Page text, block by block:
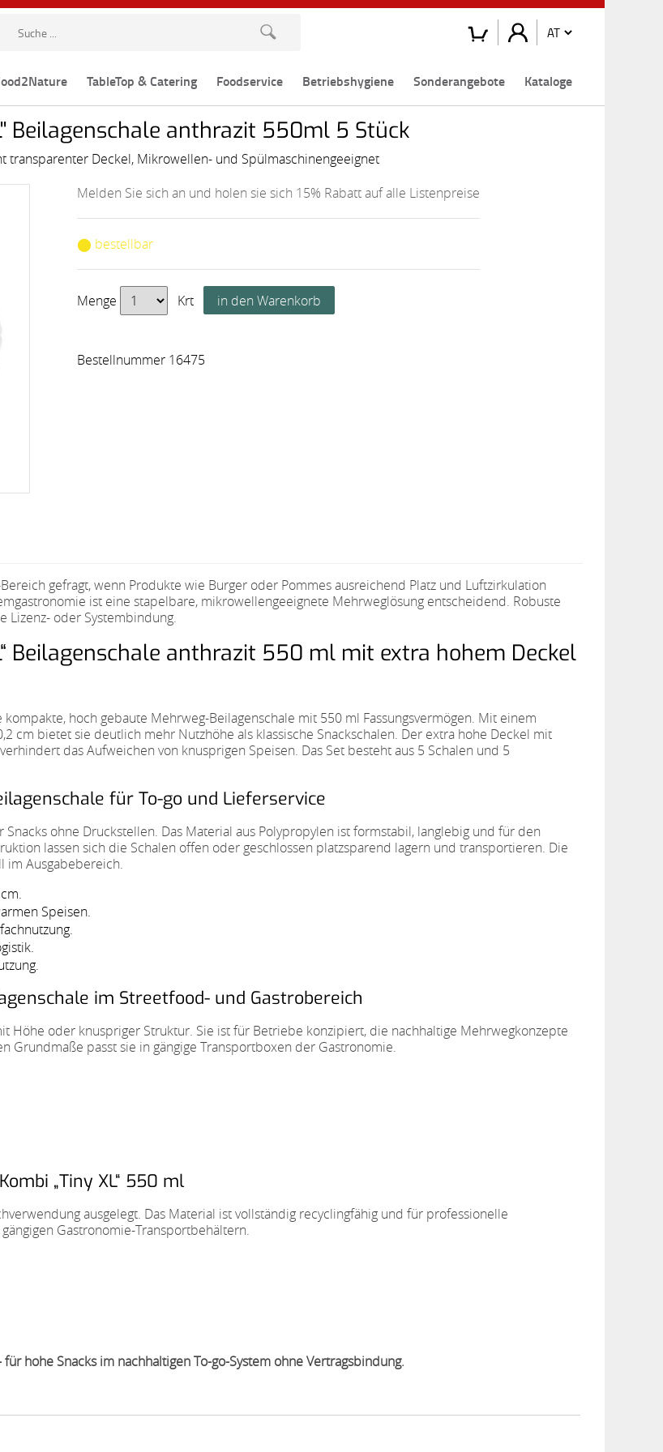
TableTop & Catering Foodservice Betriebshygiene Sonderangebote Kataloge
Beilagenschale anthrazit 550ml 5 Stück
Deckel, Mikrowellen- und Spülmaschinengeeignet
Melden Sie sich an und holen sie sich 15% Rabatt auf alle Listenpreise
⬤ bestellbar
Menge Krt
Bestellnummer 16475
gefragt, wenn Produkte wie Burger oder Pommes ausreichend Platz und Luftzirkulation
ist eine stapelbare, mikrowellengeeignete Mehrweglösung entscheidend. Robuste
Lizenz- oder Systembindung.
Beilagenschale anthrazit 550 ml mit extra hohem Deckel
hoch gebaute Mehrweg-Beilagenschale mit 550 ml Fassungsvermögen. Mit einem
cm bietet sie deutlich mehr Nutzhöhe als klassische Snackschalen. Der extra hohe Deckel mit
das Aufweichen von knusprigen Speisen. Das Set besteht aus 5 Schalen und 5
für To-go und Lieferservice
ohne Druckstellen. Das Material aus Polypropylen ist formstabil, langlebig und für den
lassen sich die Schalen offen oder geschlossen platzsparend lagern und transportieren. Die
im Ausgabebereich.
Speisen.
im Streetfood- und Gastrobereich
Höhe oder knuspriger Struktur. Sie ist für Betriebe konzipiert, die nachhaltige Mehrwegkonzepte
Grundmaße passt sie in gängige Transportboxen der Gastronomie.
„Tiny XL“ 550 ml
ausgelegt. Das Material ist vollständig recyclingfähig und für professionelle
Gastronomie-Transportbehältern.
hohe Snacks im nachhaltigen To-go-System ohne Vertragsbindung.